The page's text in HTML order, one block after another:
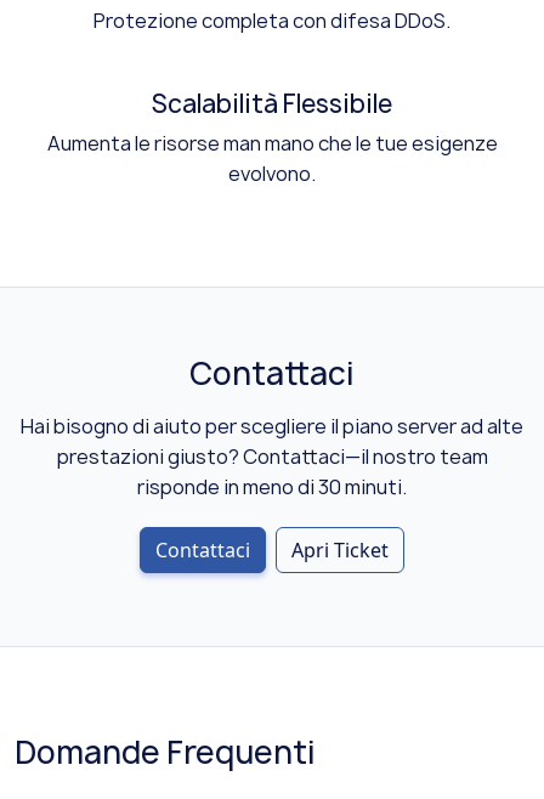
Protezione completa con difesa DDoS.
Scalabilità Flessibile
Aumenta le risorse man mano che le tue esigenze
evolvono.
Contattaci
Hai bisogno di aiuto per scegliere il piano server ad alte
prestazioni giusto? Contattaci—il nostro team
risponde in meno di 30 minuti.
Contattaci Apri Ticket
Domande Frequenti